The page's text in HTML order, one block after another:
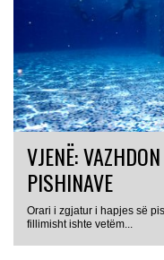
VJENË:
PISHINAVE
Orari i zgjatur i hapjes së
fillimisht ishte vetëm...